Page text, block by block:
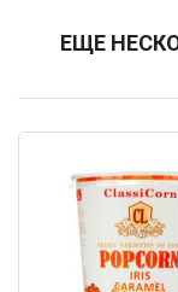
ЕЩЕ